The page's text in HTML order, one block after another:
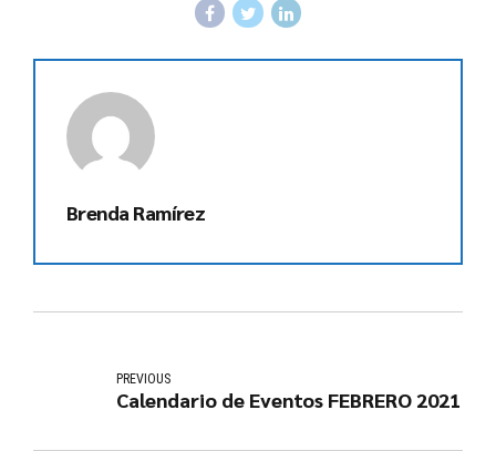
Brenda Ramírez
PREVIOUS
Calendario de Eventos FEBRERO 2021